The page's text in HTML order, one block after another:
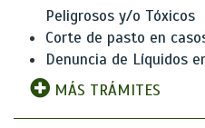
Peligrosos y/o Tóxicos
Corte de pasto en
Denuncia de Líquidos
MÁS TRÁMITES